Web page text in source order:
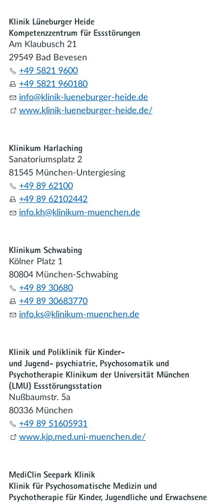
Klinik Lüneburger Heide
Kompetenzzentrum für Essstörungen
Am Klaubusch 21
29549 Bad Bevesen
+49 5821 9600
+49 5821 960180
nf
kl n k-l n b rg r-h d
d
www.klinik-lueneburger-heide.de/
Klinikum Harlaching
Sanatoriumsplatz 2
81545 München-Untergiesing
+49 89 62100
+49 89 62102442
nf
kh kl n k m-m nch n d
Klinikum Schwabing
Kölner Platz 1
80804 München-Schwabing
+49 89 30680
+49 89 30683770
nf
ks kl n k m-m nch n d
Klinik und Poliklinik für Kinder-
und Jugend- psychiatrie, Psychosomatik und
Psychotherapie Klinikum der Universität München
(LMU) Essstörungsstation
Nußbaumstr. 5a
80336 München
+49 89 51605931
www.kjp.med.uni-muenchen.de/
MediClin Seepark Klinik
Klinik für Psychosomatische Medizin und
Psychotherapie für Kinder, Jugendliche und Erwachsene